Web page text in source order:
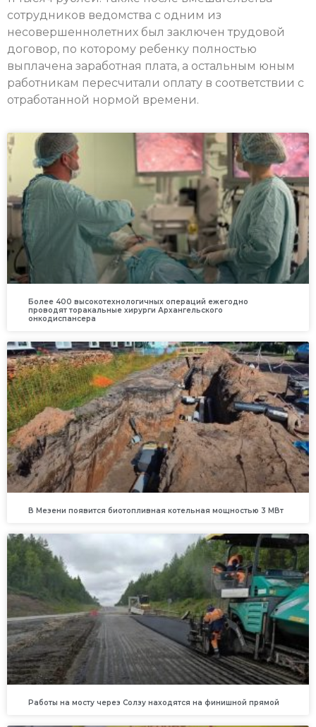
сотрудников ведомства с одним из
несовершеннолетних был заключен трудовой
договор, по которому ребенку полностью
выплачена заработная плата, а остальным юным
работникам пересчитали оплату в соответствии с
отработанной нормой времени.
Более 400 высокотехнологичных операций ежегодно
проводят торакальные хирурги Архангельского
онкодиспансера
В Мезени появится биотопливная котельная мощностью 3 МВт
Работы на мосту через Солзу находятся на финишной прямой